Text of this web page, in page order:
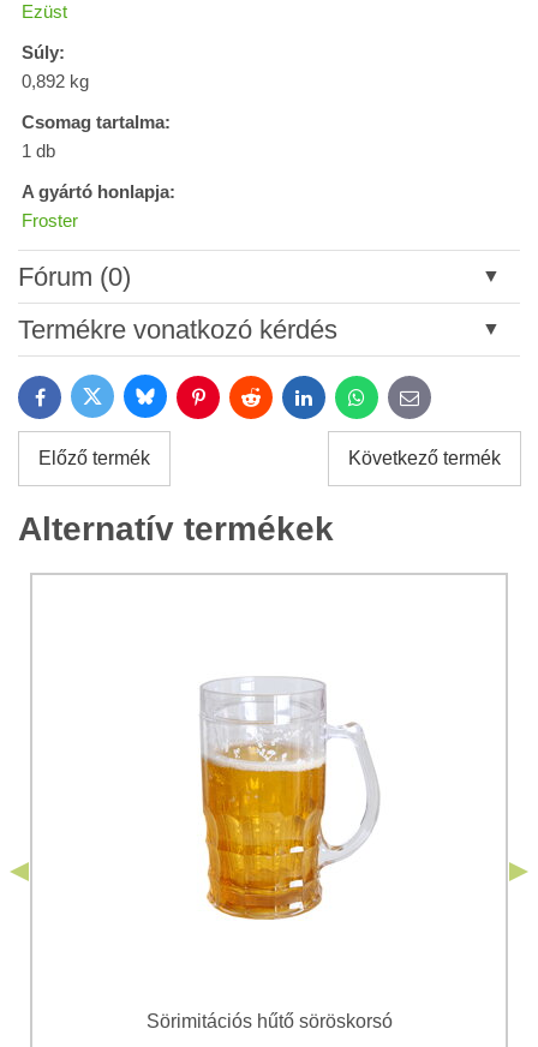
Ezüst
Súly:
0,892 kg
Csomag tartalma:
1 db
A gyártó honlapja:
Froster
Fórum (0)
Új hozzászólás
Cím:
Név:*
Hozzájárulok a személyes adatok kezeléséhez a űrlap
elküldése céljából. Megismertem a Bomba
feltételeit.*
Termékre vonatkozó kérdés
*
Az Ön email címe: *
FacebookTwitter BlueskyPinterestReddit LinkedInWhatsApp
E-
mail
Előző termék Következő termék
Alternatív termékek
Sörimitációs hűtő söröskorsó